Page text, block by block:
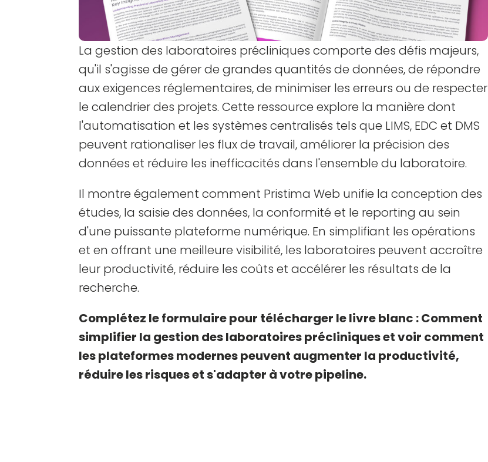
La gestion des laboratoires précliniques comporte des défis majeurs,
qu'il s'agisse de gérer de grandes quantités de données, de répondre
aux exigences réglementaires, de minimiser les erreurs ou de respecter
le calendrier des projets. Cette ressource explore la manière dont
l'automatisation et les systèmes centralisés tels que LIMS, EDC et DMS
peuvent rationaliser les flux de travail, améliorer la précision des
données et réduire les inefficacités dans l'ensemble du laboratoire.
Il montre également comment Pristima Web unifie la conception des
études, la saisie des données, la conformité et le reporting au sein
d'une puissante plateforme numérique. En simplifiant les opérations
et en offrant une meilleure visibilité, les laboratoires peuvent accroître
leur productivité, réduire les coûts et accélérer les résultats de la
recherche.
Complétez le formulaire pour télécharger le livre blanc : Comment
simplifier la gestion des laboratoires précliniques et voir comment
les plateformes modernes peuvent augmenter la productivité,
réduire les risques et s'adapter à votre pipeline.